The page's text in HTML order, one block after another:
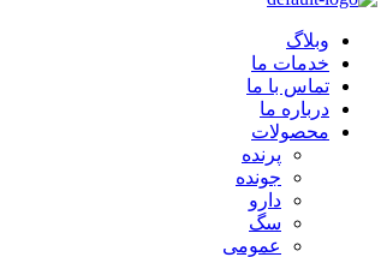
وبلاگ
خدمات ما
تماس با ما
درباره ما
محصولات
پرنده
جونده
دارو
سگ
عمومی